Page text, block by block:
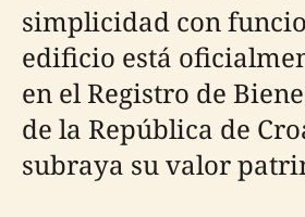
simplicidad con
edificio está
en el Registro de
de la República de
subraya su valor